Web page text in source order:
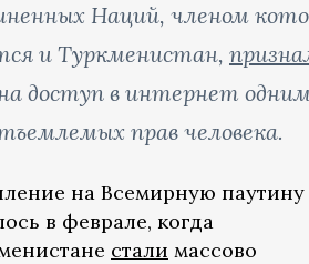
Наций, членом
и Туркменистан,
доступ в интернет
прав человека.
на Всемирную паутину
в феврале, когда
стали массово